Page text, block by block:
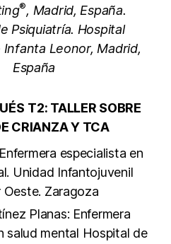
®, Madrid, España.
Psiquiatría. Hospital
Leonor, Madrid,
España
T2: TALLER SOBRE
CRIANZA Y TCA
especialista en
Unidad Infantojuvenil
Zaragoza
Planas: Enfermera
salud mental Hospital de